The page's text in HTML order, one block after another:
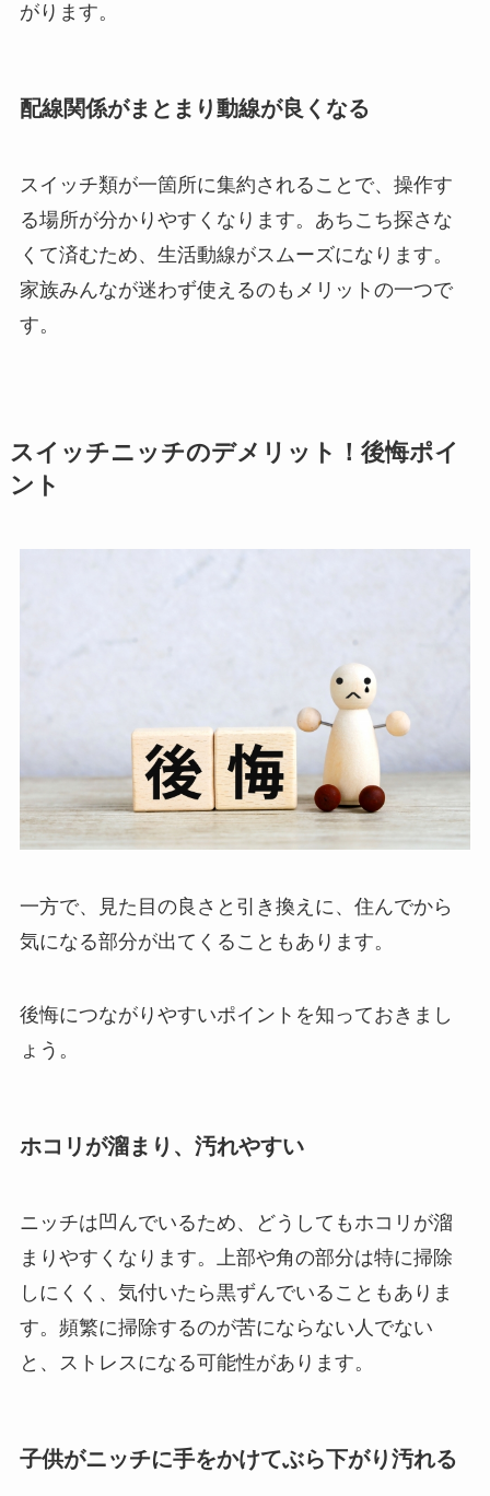
がります。
配線関係がまとまり動線が良くなる
スイッチ類が一箇所に集約されることで、操作す
る場所が分かりやすくなります。あちこち探さな
くて済むため、生活動線がスムーズになります。
家族みんなが迷わず使えるのもメリットの一つで
す。
スイッチニッチのデメリット！後悔ポイ
ント
一方で、見た目の良さと引き換えに、住んでから
気になる部分が出てくることもあります。
後悔につながりやすいポイントを知っておきまし
ょう。
ホコリが溜まり、汚れやすい
ニッチは凹んでいるため、どうしてもホコリが溜
まりやすくなります。上部や角の部分は特に掃除
しにくく、気付いたら黒ずんでいることもありま
す。頻繁に掃除するのが苦にならない人でない
と、ストレスになる可能性があります。
子供がニッチに手をかけてぶら下がり汚れる